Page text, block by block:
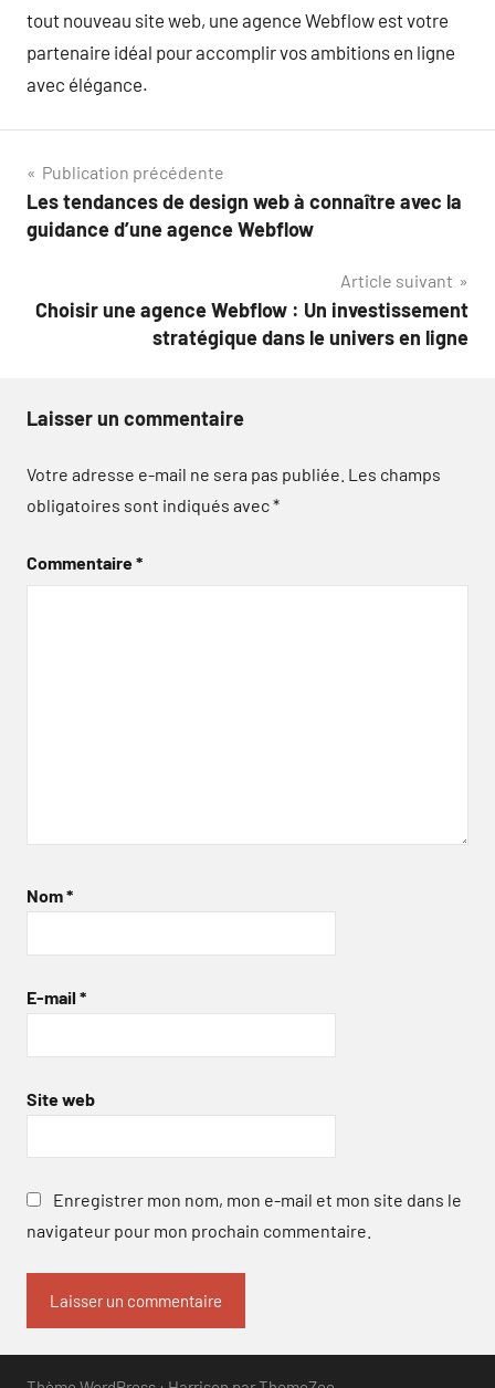
tout nouveau site web, une agence Webflow est votre
partenaire idéal pour accomplir vos ambitions en ligne
avec élégance.
Navigation
de
Publication précédente
Les tendances de design web à connaître avec la
guidance d’une agence Webflow
Article suivant
Choisir une agence Webflow : Un investissement
stratégique dans le univers en ligne
Laisser un commentaire
Votre adresse e-mail ne sera pas publiée. Les champs
obligatoires sont indiqués avec*
Commentaire*
Nom*
E-mail *
Site web
Enregistrer mon nom, mon e-mail et mon site dans le
navigateur pour mon prochain commentaire.